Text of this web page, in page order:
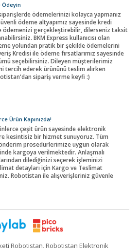
Ödeyin
ödemelerinizi kolayca yapmanız
ödeme altyapımız sayesinde kredi
ödemenizi gerçekleştirebilir, dilerseniz taksit
BKM Express kullanıcısı olan
yolundan pratik bir şekilde ödemelerini
Kredisi ile ödeme fırsatlarımız sayesinde
seçebilirsiniz. Dileyen müşterilerimiz
tercih ederek ürününü teslim alırken
sipariş verme keyfi :)
Ürün Kapınızda!
çeşit ürün sayesinde elektronik
kesintisiz bir hizmet sunuyoruz. Tüm
prosedürlerimize uygun olarak
kargoya verilmektedir. Anlaşmalı
dilediğinizi seçerek işleminizi
detayları için Kargo ve Teslimat
Robotistan ile alışverişleriniz güvenle
Robotistan, Robotistan Elektronik